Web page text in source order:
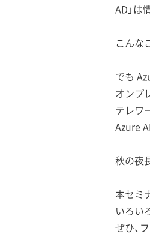
AD」は
こんな
でも
オンプ
テレワ
Azure
秋の夜
本セミ
いろい
ぜひ、